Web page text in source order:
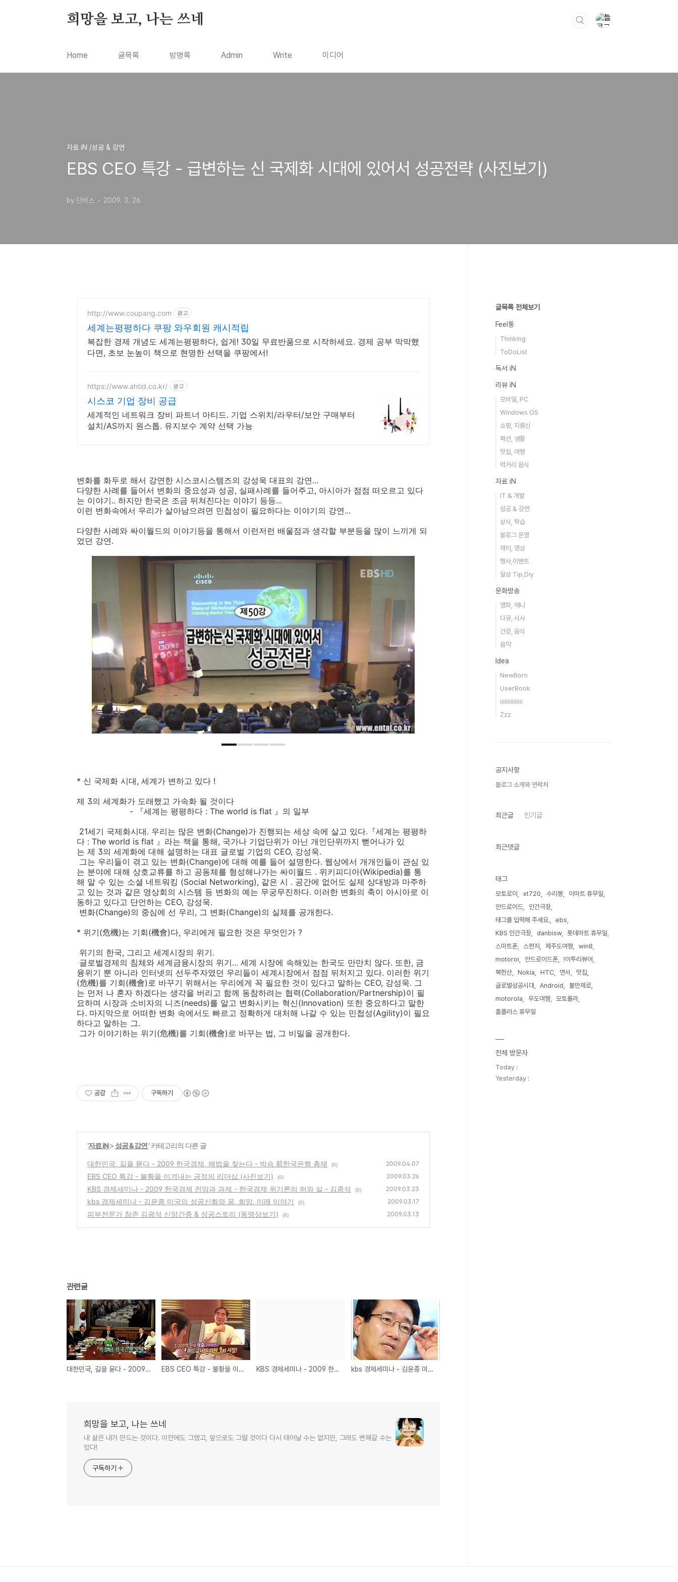
희망을 보고, 나는 쓰네
Home 글목록 방명록 Admin Write 미디어
자료 iN /성공 & 강연
EBS CEO 특강 - 급변하는 신 국제화 시대에 있어서 성공전략 (사진보기)
by 단비스 2009. 3. 26.
http://www.coupang.com 광고
세계는평평하다 쿠팡 와우회원 캐시적립
복잡한 경제 개념도 세계는평평하다, 쉽게! 30일 무료반품으로 시작하세요. 경제 공부 막막했
다면, 초보 눈높이 책으로 현명한 선택을 쿠팡에서!
https://www.ahtid.co.kr/ 광고
시스코 기업 장비 공급
세계적인 네트워크 장비 파트너 아티드. 기업 스위치/라우터/보안 구매부터
설치/AS까지 원스톱. 유지보수 계약 선택 가능
변화를 화두로 해서 강연한 시스코시스템즈의 강성욱 대표의 강연...
다양한 사례를 들어서 변화의 중요성과 성공, 실패사례를 들어주고, 아시아가 점점 떠오르고 있다
는 이야기.. 하지만 한국은 조금 뒤쳐진다는 이야기 등등...
이런 변화속에서 우리가 살아남으려면 민첩성이 필요하다는 이야기의 강연...
다양한 사례와 싸이월드의 이야기등을 통해서 이런저런 배울점과 생각할 부분등을 많이 느끼게 되
었던 강연.
* 신 국제화 시대, 세계가 변하고 있다 !
제 3의 세계화가 도래했고 가속화 될 것이다
- 『세계는 평평하다 : The world is flat 』의 일부
21세기 국제화시대. 우리는 많은 변화(Change)가 진행되는 세상 속에 살고 있다.『세계는 평평하
다 : The world is flat 』라는 책을 통해, 국가나 기업단위가 아닌 개인단위까지 뻗어나가 있
는 제 3의 세계화에 대해 설명하는 대표 글로벌 기업의 CEO, 강성욱.
그는 우리들이 겪고 있는 변화(Change)에 대해 예를 들어 설명한다. 웹상에서 개개인들이 관심 있
는 분야에 대해 상호교류를 하고 공동체를 형성해나가는 싸이월드 ․ 위키피디아(Wikipedia)를 통
해 알 수 있는 소셜 네트워킹 (Social Networking), 같은 시 ․ 공간에 없어도 실제 상대방과 마주하
고 있는 것과 같은 영상회의 시스템 등 변화의 예는 무궁무진하다. 이러한 변화의 축이 아시아로 이
동하고 있다고 단언하는 CEO, 강성욱.
변화(Change)의 중심에 선 우리, 그 변화(Change)의 실체를 공개한다.
* 위기(危機)는 기회(機會)다, 우리에게 필요한 것은 무엇인가 ?
위기의 한국, 그리고 세계시장의 위기.
글로벌경제의 침체와 세계금융시장의 위기... 세계 시장에 속해있는 한국도 만만치 않다. 또한, 금
융위기 뿐 아니라 인터넷의 선두주자였던 우리들이 세계시장에서 점점 뒤처지고 있다. 이러한 위기
(危機)를 기회(機會)로 바꾸기 위해서는 우리에게 꼭 필요한 것이 있다고 말하는 CEO, 강성욱. 그
는 먼저 나 혼자 하겠다는 생각을 버리고 함께 동참하려는 협력(Collaboration/Partnership)이 필
요하며 시장과 소비자의 니즈(needs)를 알고 변화시키는 혁신(Innovation) 또한 중요하다고 말한
다. 마지막으로 어떠한 변화 속에서도 빠르고 정확하게 대처해 나갈 수 있는 민첩성(Agility)이 필요
하다고 말하는 그.
그가 이야기하는 위기(危機)를 기회(機會)로 바꾸는 법, 그 비밀을 공개한다.
공감 구독하기
'자료 iN>성공 & 강연' 카테고리의 다른 글
대한민국, 길을 묻다 - 2009 한국경제, 해법을 찾는다 - 박승 前한국은행 총재 (0) 2009.04.07
EBS CEO 특강 - 불황을 이겨내는 긍정의 리더십 (사진보기) (0) 2009.03.26
KBS 경제세미나 - 2009 한국경제 전망과 과제 - 한국경제 위기론의 허와 실 - 김종석 (0) 2009.03.23
kbs 경제세미나 - 김윤종 미국의 성공신화와 꿈, 희망, 미래 이야기 (0) 2009.03.17
피부전문가 참존 김광석 신앙간증 & 성공스토리 (동영상보기) (4) 2009.03.13
관련글
대한민국, 길을 묻다 - 2009 한국경제, 해법을 찾는다 - 박승 前한국은행 총재 EBS CEO 특강 - 불황을 이겨내는 긍정의 리더십 (사진보기) KBS 경제세미나 - 2009 한국경제 전망과 과제 - 한국경제 위기론의 허와 실 - 김종석 kbs 경제세미나 - 김윤종 미국의 성공신화와 꿈, 희망, 미래 이야기
희망을 보고, 나는 쓰네
내 삶은 내가 만드는 것이다. 이전에도 그랬고, 앞으로도 그럴 것이다 다시 태어날 수는 없지만, 그래도 변해갈 수는
있다!
구독하기
글목록 전체보기
Feel통
Thinking
ToDoList
독서 iN
리뷰 iN
모바일, PC
Windows OS
쇼핑, 지름신
패션, 생활
맛집, 여행
먹거리 음식
자료 iN
IT & 개발
성공 & 강연
상식, 학습
블로그 운영
재미, 영상
행사,이벤트
일상 Tip,Diy
문화방송
영화, 애니
다큐, 시사
건강, 음식
음악
Idea
NewBorn
UserBook
iiiiiiiiiiiiiii
Zzz
공지사항
블로그 소개와 연락처
최근글 인기글
최근댓글
태그
모토로이 xt720 수리봉
이마트 휴무일
안드로이드
인간극장
태그를 입력해 주세요.
ebs
KBS 인간극장
danbisw
롯데마트 휴무일
스마트폰
스펀지 제주도여행
win8
motoroi
안드로이드폰
!이투리뷰어
북한산
Nokia HTC 연서
맛집
글로벌성공시대
Android
불만제로
motorola
우도여행
모토롤라
홈플러스 휴무일
전체 방문자
Today :
Yesterday :